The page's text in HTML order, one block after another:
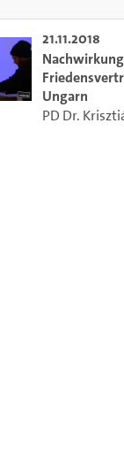
auszuwählen.
Ausschnitt des
Videoplayer
21.11.2018
Ungarn
PD Dr.